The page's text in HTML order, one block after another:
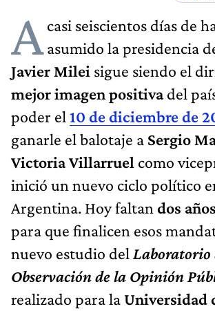
Acasi seiscientos días de
asumido la presidencia
Javier Milei sigue siendo el
mejor imagen positivadel
poder el 10 de diciembre de
ganarle el balotaje a Sergio
Victoria Villarruel como
inició un nuevo ciclo político
Argentina. Hoy faltan dos
para que finalicen esos
nuevo estudio del Laboratorio
Observación de la Opinión
realizado para laUniversidad